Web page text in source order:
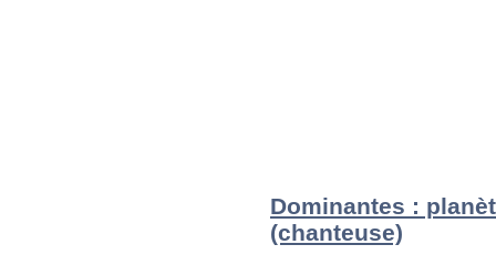
Dominantes :
(chanteuse)